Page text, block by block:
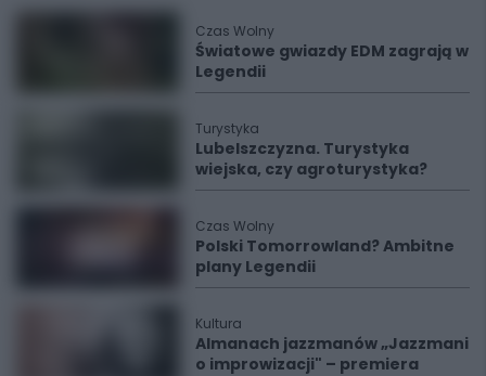
Czas Wolny
Światowe gwiazdy EDM zagrają w
Legendii
Turystyka
Lubelszczyzna. Turystyka
wiejska, czy agroturystyka?
Czas Wolny
Polski Tomorrowland? Ambitne
plany Legendii
Kultura
Almanach jazzmanów „Jazzmani
o improwizacji" – premiera